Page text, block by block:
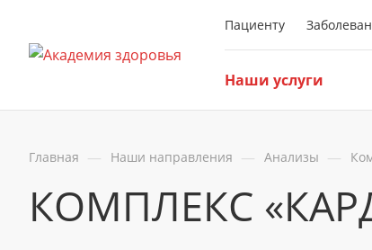
Пациенту
Наши услуги
Главная — Наши направления — Анализы —
КОМПЛЕКС